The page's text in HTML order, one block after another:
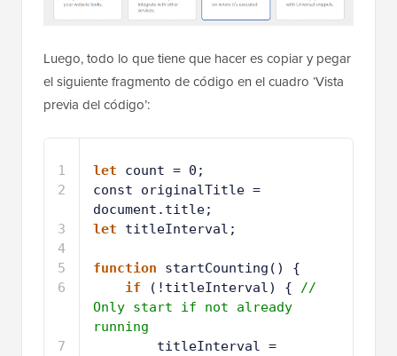
Luego, todo lo que tiene que hacer es copiar y pegar
el siguiente fragmento de código en el cuadro ‘Vista
previa del código’:
1
2
3
4
5
6
7
let
count = 0;
const originalTitle =
document.title;
let
titleInterval;
function
startCounting() {
if
(!titleInterval) { //
Only start if not already
running
titleInterval =